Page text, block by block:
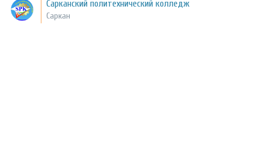
Сарканский политехнический колледж
Саркан